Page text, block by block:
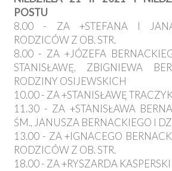
POSTU
8.00 - ZA +STEFANA I
RODZICÓW Z OB. STR.
8.00 - ZA +JÓZEFA
STANISŁAWĘ, ZBIGNIEWA
RODZINY OSIJEWSKICH
10.00 - ZA +STANISŁAWĘ
11.30 - ZA +STANISŁAWA
ŚM., JANUSZA BERNACKIEGO I
13.00 - ZA +IGNACEGO
RODZICÓW Z OB. STR.
18.00 - ZA +RYSZARDA